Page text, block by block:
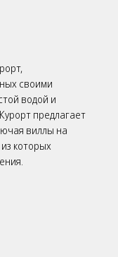
своими
водой и
предлагает
виллы на
которых